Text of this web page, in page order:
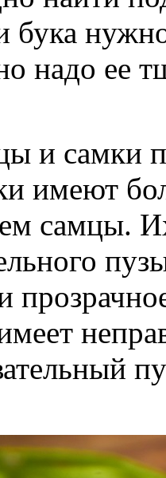
бука
надо ее
и самки
имеют
самцы.